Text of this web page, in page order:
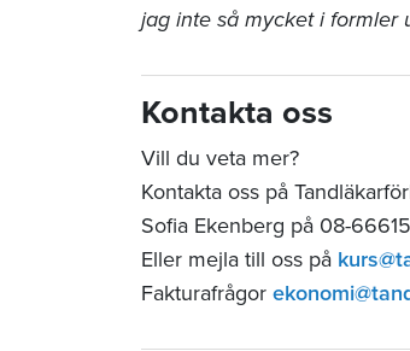
jag inte så mycket i formler
Kontakta oss
Vill du veta mer?
Kontakta oss på
Sofia Ekenberg på 08-
Eller mejla till oss på
Fakturafrågor